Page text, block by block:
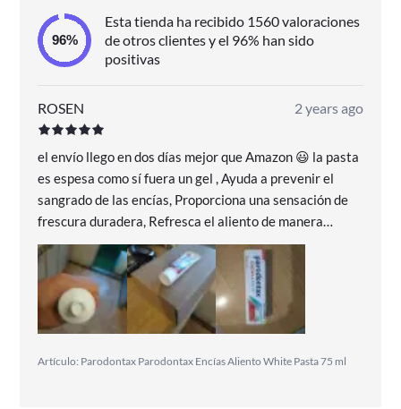
Esta tienda ha recibido 1560 valoraciones
de otros clientes y el 96% han sido
positivas
ROSEN 2 years ago
el envío llego en dos días mejor que Amazon 😃 la pasta
es espesa como sí fuera un gel , Ayuda a prevenir el
sangrado de las encías, Proporciona una sensación de
frescura duradera, Refresca el aliento de manera
efectiva, Ideal para dientes sensibles, Suave para el
esmalte dental
Artículo: Parodontax Parodontax Encías Aliento White Pasta 75 ml